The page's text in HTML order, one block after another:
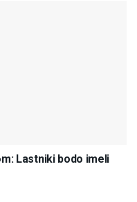
Lastniki bodo imeli